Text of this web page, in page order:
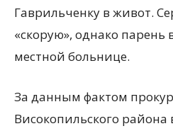
Гаврильченку в живот.
«скорую», однако парень
местной больнице.
За данным фактом
Високопильского района